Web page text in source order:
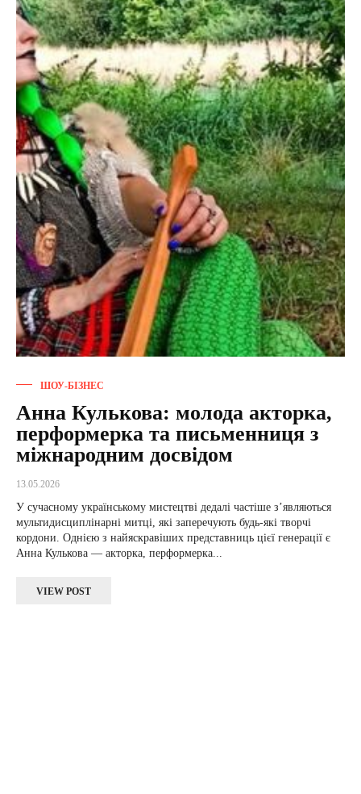
ШОУ-БІЗНЕС
Анна Кулькова: молода акторка,
перформерка та письменниця з
міжнародним досвідом
13.05.2026
У сучасному українському мистецтві дедалі частіше з’являються
мультидисциплінарні митці, які заперечують будь-які творчі
кордони. Однією з найяскравіших представниць цієї генерації є
Анна Кулькова — акторка, перформерка...
VIEW POST